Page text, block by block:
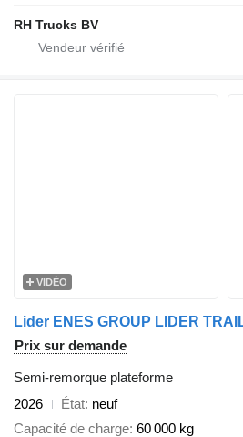
RH Trucks BV
VIDÉO
Lider ENES GROUP LIDER
Prix sur demande
Semi-remorque plateforme
2026
État neuf
Capacité de charge 60 000 kg